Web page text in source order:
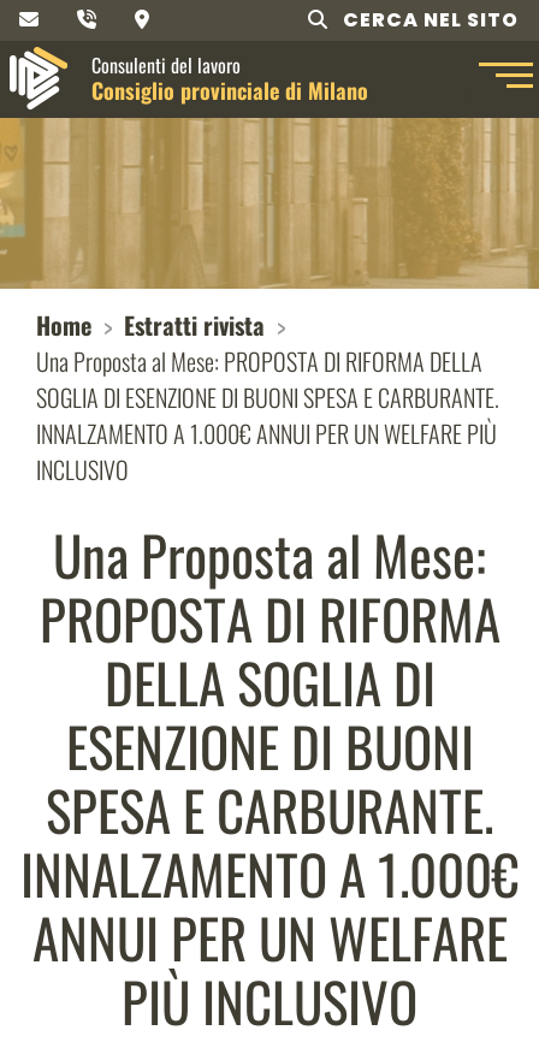
CERCA NEL SITO
Consulenti del lavoro
Consiglio provinciale di Milano
Home
Estratti rivista
Una Proposta al Mese: PROPOSTA DI RIFORMA DELLA
SOGLIA DI ESENZIONE DI BUONI SPESA E CARBURANTE.
INNALZAMENTO A 1.000€ ANNUI PER UN WELFARE PIÙ
INCLUSIVO
Una Proposta al Mese:
PROPOSTA DI RIFORMA
DELLA SOGLIA DI
ESENZIONE DI BUONI
SPESA E CARBURANTE.
INNALZAMENTO A 1.000€
ANNUI PER UN WELFARE
PIÙ INCLUSIVO